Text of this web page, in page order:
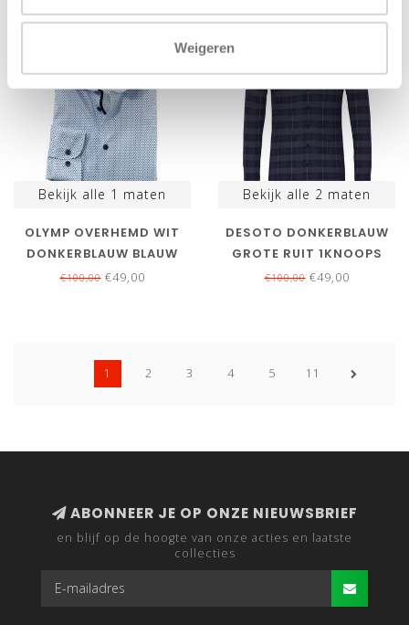
Weigeren
Bekijk alle 1 maten
OLYMP OVERHEMD WIT
DONKERBLAUW BLAUW
GRAFISCHE PRINT
€100,00€49,00
Bekijk alle 2 maten
DESOTO DONKERBLAUW
GROTE RUIT 1KNOOPS
WIDE SPREAD
€100,00€49,00
1 2 3 4 5 11
ABONNEER JE OP ONZE NIEUWSBRIEF
en blijf op de hoogte van onze acties en laatste
collecties